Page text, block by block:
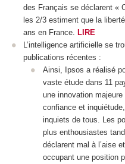
des Français se déclarent «
les 2/3 estiment que la
ans en France.
LIRE
L’intelligence artificielle se
publications récentes :
Ainsi, Ipsos a réalisé
vaste étude dans 11
une innovation
confiance et
inquiets de tous. Les
plus enthousiastes
déclarent mal à l’aise
occupant une position